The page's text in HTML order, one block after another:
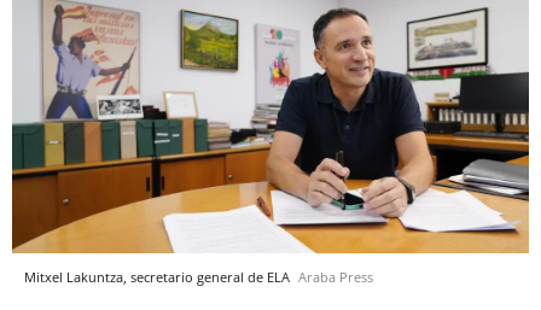
Mitxel Lakuntza, secretario general de ELA Araba Press